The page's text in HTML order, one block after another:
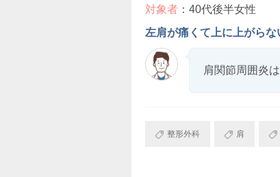
対象者 ：40代後半女性
左肩が痛くて上に上がらな
肩関節周囲炎
整形外科 肩